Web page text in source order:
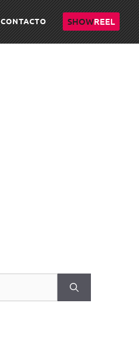
CONTACTO SHOWREEL